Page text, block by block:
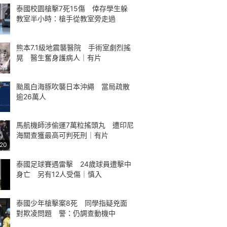
泰國校園槍擊7死15傷 倖存學生躲
教室半小時：槍手從教室旁走過
熊本7.1級地震襲醫院 手術室劇烈搖
晃 醫生奮身護病人｜有片
颱風白海豚吹襲日本沖繩 當局疏散
逾26萬人
馬航機師涉偷運7萬粒搖頭丸 遭印尼
海關查獲最高可判死刑｜有片
泰國足球賽遇雷擊 24歲球員遭擊中
身亡 另有12人受傷｜慎入
泰國少年槍擊案8死 同學指疑兇面
對欺凌問題 警：仍調查動機中